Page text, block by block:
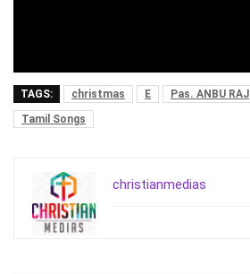
TAGS: christmas E Pas. ANBU RAJ
Tamil Songs
christianmedias